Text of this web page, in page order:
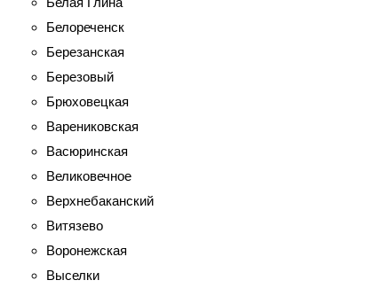
Белореченск
Березанская
Березовый
Брюховецкая
Варениковская
Васюринская
Великовечное
Верхнебаканский
Витязево
Воронежская
Выселки